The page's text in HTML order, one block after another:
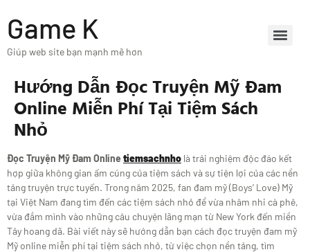
Game K
Giúp web site bạn mạnh mẽ hơn
Hướng Dẫn Đọc Truyện Mỹ Đam
Online Miễn Phí Tại Tiệm Sách
Nhỏ
Đọc Truyện Mỹ Đam Online tiemsachnho là trải nghiệm độc đáo kết
hợp giữa không gian ấm cúng của tiệm sách và sự tiện lợi của các nền
tảng truyện trực tuyến. Trong năm 2025, fan đam mỹ (Boys’ Love) Mỹ
tại Việt Nam đang tìm đến các tiệm sách nhỏ để vừa nhâm nhi cà phê,
vừa đắm mình vào những câu chuyện lãng mạn từ New York đến miền
Tây hoang dã. Bài viết này sẽ hướng dẫn bạn cách đọc truyện đam mỹ
Mỹ online miễn phí tại tiệm sách nhỏ, từ việc chọn nền tảng, tìm